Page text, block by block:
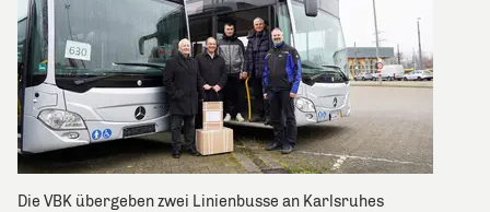
Die VBK übergeben zwei Linienbusse an Karlsruhes